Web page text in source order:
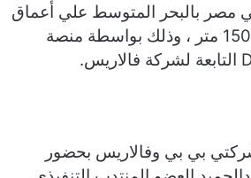
مصر بالبحر المتوسط علي أعماق
تتراوح بين 300 و 1500 متر ، وذلك بواسطة منصة
بي بي وفالاريس بحضور